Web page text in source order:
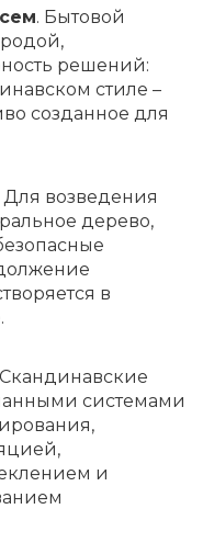
. Бытовой
решений:
стиле –
созданное для
Для возведения
дерево,
в
Скандинавские
системами
и